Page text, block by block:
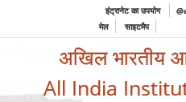
इंट्रानेट का उपयोग
मेल
साइटमैप
अखिल भारतीय
All India